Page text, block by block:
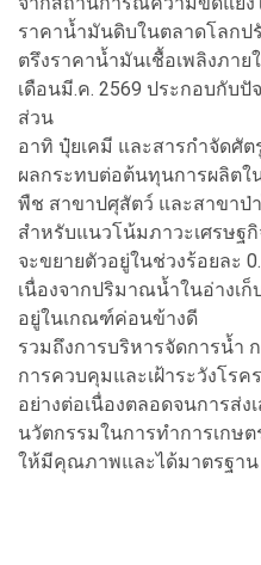
ราคาน้ำมันดิบในตลาดโลกป
ตรึงราคาน้ำมันเชื้อเพลิงภา
เดือนมี.ค. 2569 ประกอบกับปั
ส่วน
อาทิ ปุ๋ยเคมี และสารกำจัดศัต
ผลกระทบต่อต้นทุนการผลิตใ
พืช สาขาปศุสัตว์ และสาขาป่
สำหรับแนวโน้มภาวะเศรษฐ
จะขยายตัวอยู่ในช่วงร้อยละ
เนื่องจากปริมาณน้ำในอ่างเ
อยู่ในเกณฑ์ค่อนข้างดี
รวมถึงการบริหารจัดการน้ำ
การควบคุมและเฝ้าระวังโร
อย่างต่อเนื่องตลอดจนการส่ง
นวัตกรรมในการทำการเกษ
ให้มีคุณภาพและได้มาตรฐาน